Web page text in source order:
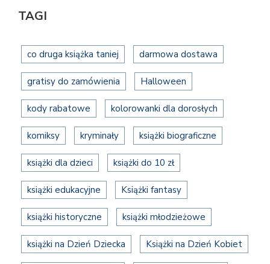
TAGI
co druga książka taniej darmowa dostawa
gratisy do zamówienia Halloween
kody rabatowe kolorowanki dla dorosłych
komiksy kryminały książki biograficzne
książki dla dzieci książki do 10 zł
książki edukacyjne Książki fantasy
książki historyczne książki młodzieżowe
książki na Dzień Dziecka Książki na Dzień Kobiet